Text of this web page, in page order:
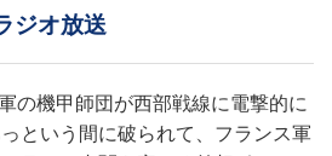
ジオ放送
の機甲師団が西部戦線に電撃的に
という間に破られて、フランス軍